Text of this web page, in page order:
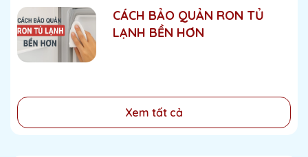
CÁCH BẢO QUẢN RON TỦ
LẠNH BỀN HƠN
Xem tất cả